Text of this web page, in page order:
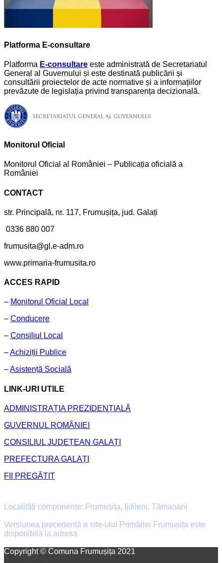
Platforma E-consultare
Platforma E-consultare este administrată de Secretariatul
General al Guvernului și este destinată publicării și
consultării proiectelor de acte normative și a informațiilor
prevăzute de legislația privind transparența decizională.
Monitorul Oficial
Monitorul Oficial al României – Publicația oficială a
României
CONTACT
str. Principală, nr. 117, Frumușița, jud. Galați
0336 880 007
frumusita@gl.e-adm.ro
www.primaria-frumusita.ro
ACCES RAPID
– Monitorul Oficial Local
– Conducere
– Consiliul Local
–Achiziții Publice
–Asistență Socială
LINK-URI UTILE
ADMINISTRAȚIA PREZIDENȚIALĂ
GUVERNUL ROMÂNIEI
CONSILIUL JUDEȚEAN GALAȚI
PREFECTURA GALAȚI
FII PREGĂTIT
Localități componente: Frumușița, Ijdileni, Tămaoani
Versiunea precedentă a site-ului Primăriei Frumușița este
disponibilă la adresa
Copyright © Comuna Frumușița 2021